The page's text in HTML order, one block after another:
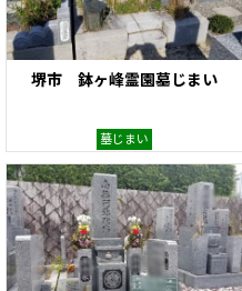
堺市 鉢ヶ峰霊園墓じまい
墓じまい